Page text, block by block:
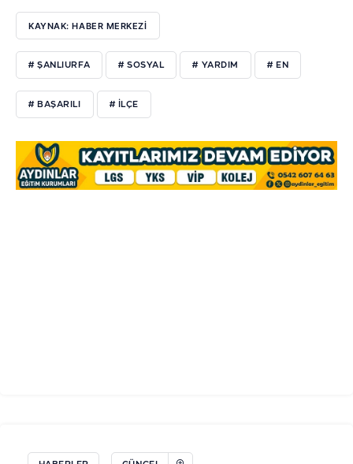
KAYNAK: HABER MERKEZİ
# ŞANLIURFA # SOSYAL # YARDIM # EN
# BAŞARILI # İLÇE